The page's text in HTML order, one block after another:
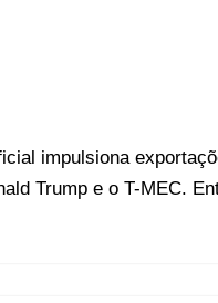
impulsiona
Trump e o T-MEC.